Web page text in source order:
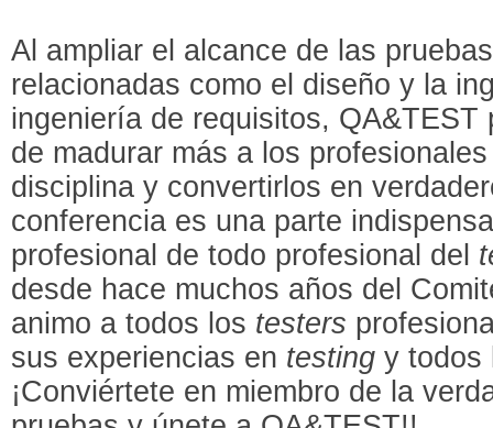
Al ampliar el alcance de las
relacionadas como el diseño y la
ingeniería de requisitos, QA&TEST
de madurar más a los
disciplina y convertirlos en
conferencia es una parte
profesional de todo profesional del
desde hace muchos años del
animo a todos los testers
sus experiencias en testing y todos
¡Conviértete en miembro de la